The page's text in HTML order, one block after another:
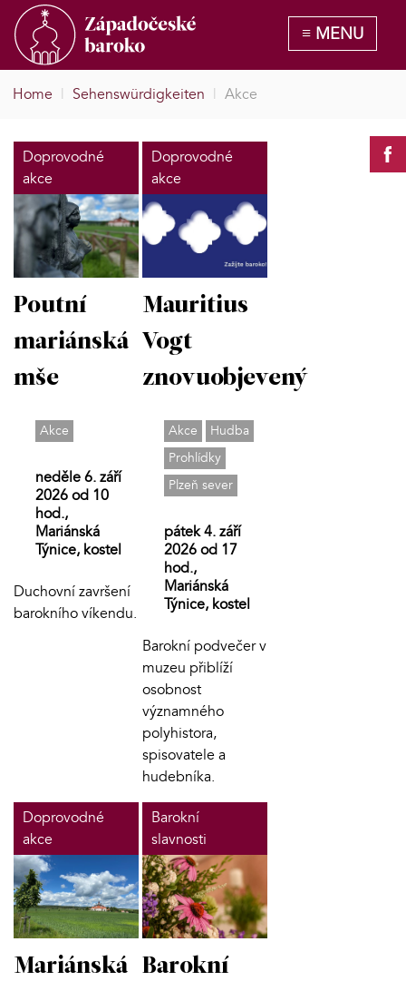
Home | Sehenswürdigkeiten | Akce
Doprovodné
akce
Poutní
mariánská
mše
Akce
neděle 6. září
2026 od 10
hod.,
Mariánská
Týnice, kostel
Duchovní završení
barokního víkendu.
Doprovodné
akce
Mauritius
Vogt
znovuobjevený
Akce
Hudba
Prohlídky
Plzeň sever
pátek 4. září
2026 od 17
hod.,
Mariánská
Týnice, kostel
Barokní podvečer v
muzeu přiblíží
osobnost
významného
polyhistora,
spisovatele a
hudebníka.
Doprovodné
akce
Mariánská
Barokní
slavnosti
Barokní